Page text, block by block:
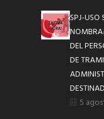
SPJ-
DEL
DE
5